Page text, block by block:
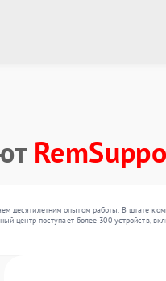
десятилетним опытом работы. В штате
центр поступает более 300 устройств,